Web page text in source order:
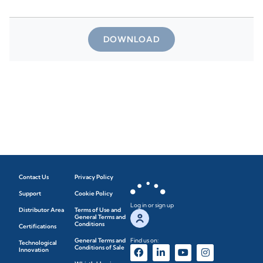
DOWNLOAD
Contact Us
Support
Distributor Area
Certifications
Technological
Innovation
Privacy Policy
Cookie Policy
Terms of Use and
General Terms and
Conditions
General Terms and
Conditions of Sale
Log in or sign up
Find us on: